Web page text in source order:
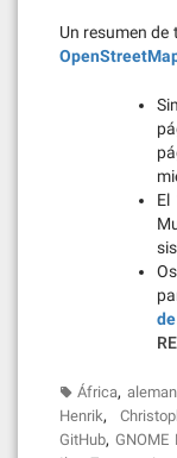
Un resumen
El
África,
Henrik,
GitHub,GNOME